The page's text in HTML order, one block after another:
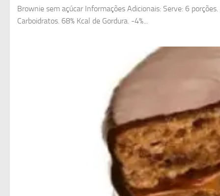
Brownie sem açúcar Informações Adicionais: Serve: 6
Carboidratos. 68% Kcal de Gordura. -4%...